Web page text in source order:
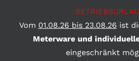
Vom 01.08.26 bis 23.08.26 ist
Meterware und
eingeschränkt